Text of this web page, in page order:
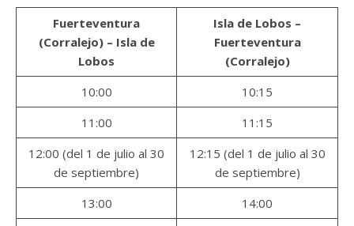
Fuerteventura
(Corralejo) – Isla de
Lobos
Isla de Lobos –
Fuerteventura
(Corralejo)
10:00
10:15
11:00
11:15
12:00 (del 1 de julio al 30
de septiembre)
12:15 (del 1 de julio al 30
de septiembre)
13:00
14:00